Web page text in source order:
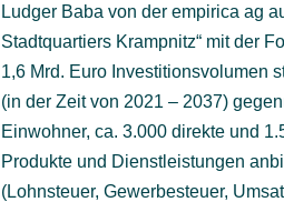
Ludger Baba von der empirica ag
Stadtquartiers Krampnitz“ mit der
1,6 Mrd. Euro Investitionsvolumen
(in der Zeit von 2021 – 2037)
Einwohner, ca. 3.000 direkte und
Produkte und Dienstleistungen
(Lohnsteuer, Gewerbesteuer,